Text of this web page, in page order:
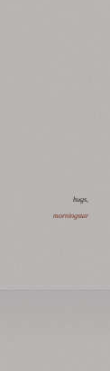
hugs,
morningstar